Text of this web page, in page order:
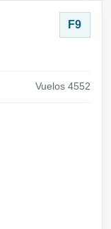
F9
Vuelos 4552